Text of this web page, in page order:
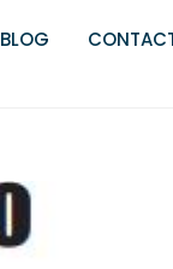
BLOG